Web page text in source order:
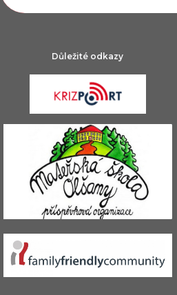
Důležité odkazy